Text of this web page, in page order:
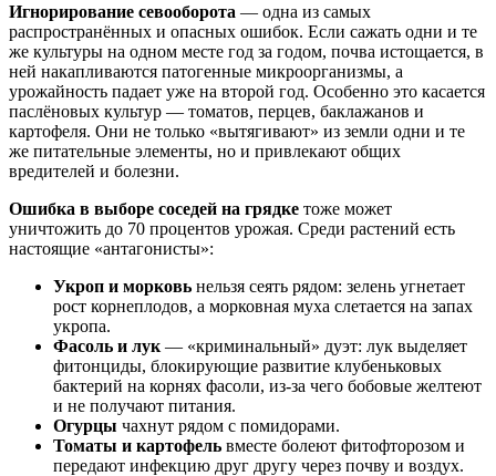
Игнорирование севооборота — одна из самых
распространённых и опасных ошибок. Если сажать одни и те
же культуры на одном месте год за годом, почва истощается, в
ней накапливаются патогенные микроорганизмы, а
урожайность падает уже на второй год. Особенно это касается
паслёновых культур — томатов, перцев, баклажанов и
картофеля. Они не только «вытягивают» из земли одни и те
же питательные элементы, но и привлекают общих
вредителей и болезни.
Ошибка в выборе соседей на грядке тоже может
уничтожить до 70 процентов урожая. Среди растений есть
настоящие «антагонисты»:
Укроп и морковь нельзя сеять рядом: зелень угнетает
рост корнеплодов, а морковная муха слетается на запах
укропа.
Фасоль и лук — «криминальный» дуэт: лук выделяет
фитонциды, блокирующие развитие клубеньковых
бактерий на корнях фасоли, из-за чего бобовые желтеют
и не получают питания.
Огурцы чахнут рядом с помидорами.
Томаты и картофель вместе болеют фитофторозом и
передают инфекцию друг другу через почву и воздух.